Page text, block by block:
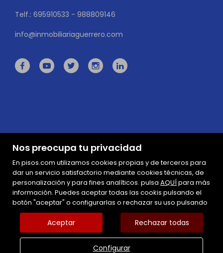
Nos preocupa tu privacidad
En pisos.com utilizamos cookies propias y de terceros para
dar un servicio satisfactorio mediante cookies técnicas, de
personalización y para fines analíticos. pulsa AQUÍpara más
información. Puedes aceptar todas las cookis pulsando el
botón "aceptar" o configurarlas o rechazar su uso pulsando
Aceptar Rechazar todas
Configurar
Telf.: 695910533 - 988809146
info@inmobiliariaguerrero.com
Mapa Web
Aviso legal
Inmuebles destacados
Política de cookies